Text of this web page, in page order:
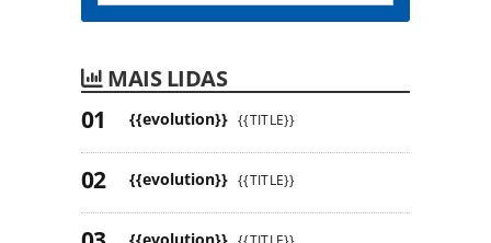
MAIS LIDAS
{{evolution}} {{TITLE}}
{{evolution}} {{TITLE}}